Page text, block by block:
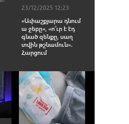
23/12/2025 12:23
«Ափաշքյարա դնում
ա ջեբը», «ո՞ւր է էդ
գնած զենքը, սաղ
տվին թշնամուն»․
Հարցում